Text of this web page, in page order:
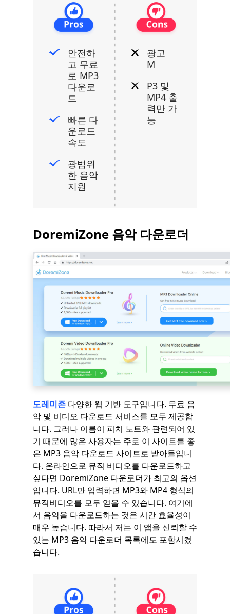
안전하
고 무료
로 MP3
다운로
드
빠른 다
운로드
속도
광범위
한 음악
지원
광고
M
P3 및
MP4 출
력만 가
능
DoremiZone 음악 다운로더
도레미존 다양한 웹 기반 도구입니다. 무료 음
악 및 비디오 다운로드 서비스를 모두 제공합
니다. 그러나 이름이 피치 노트와 관련되어 있
기 때문에 많은 사용자는 주로 이 사이트를 좋
은 MP3 음악 다운로드 사이트로 받아들입니
다. 온라인으로 뮤직 비디오를 다운로드하고
싶다면 DoremiZone 다운로더가 최고의 옵션
입니다. URL만 입력하면 MP3와 MP4 형식의
뮤직비디오를 모두 얻을 수 있습니다. 여기에
서 음악을 다운로드하는 것은 시간 효율성이
매우 높습니다. 따라서 저는 이 앱을 신뢰할 수
있는 MP3 음악 다운로더 목록에도 포함시켰
습니다.